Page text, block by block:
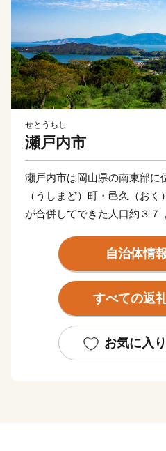
せとうちし
瀬戸内市
瀬戸内市は岡山県の南東部に
（うしまど）町・邑久（お
が合併してできた人口約３７
江戸時代に朝鮮通信使の寄港
が残る市南部の牛窓町は多く
な港町です。牛窓オリーブ園
しょう。
自治体情
すべての返
お気に入